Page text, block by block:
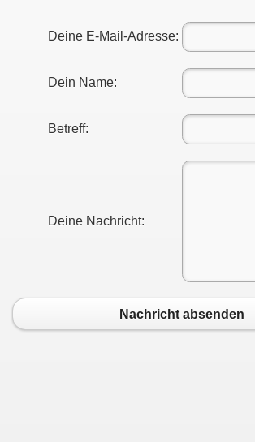
Deine E-Mail-Adresse:
Dein Name:
Betreff:
Deine Nachricht:
Nachricht absenden